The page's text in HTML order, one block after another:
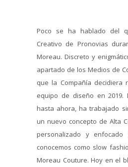
Poco se ha hablado del
Creativo de Pronovias
Moreau. Discreto y
apartado de los Medios de
que la Compañía decidiera
equipo de diseño en 2019.
hasta ahora, ha trabajado
un nuevo concepto de Alta
personalizado y
conocemos como slow
Moreau Couture. Hoy en el